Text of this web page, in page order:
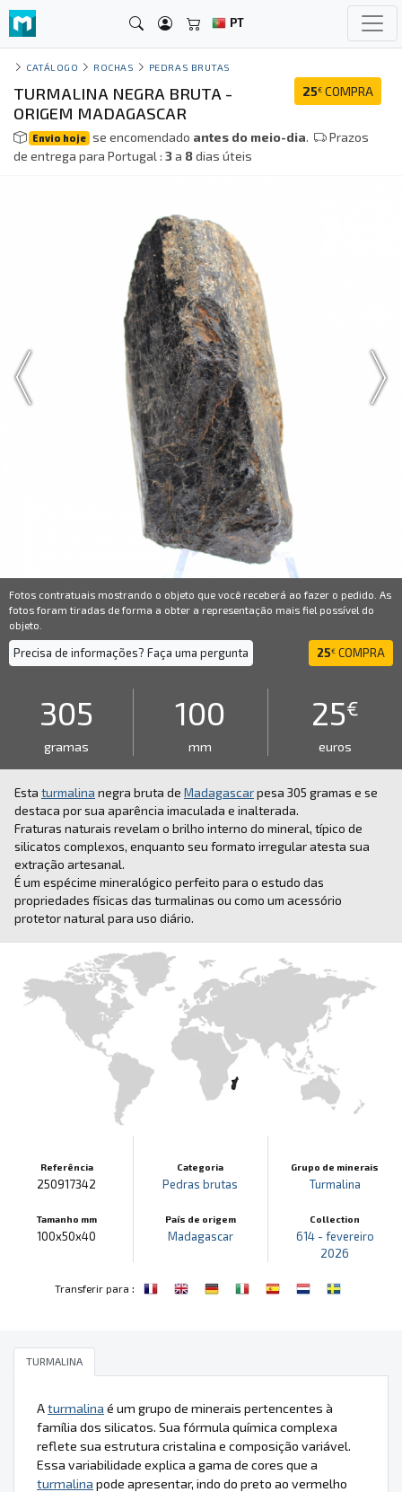
PT
CATÁLOGO ROCHAS PEDRAS BRUTAS
25€ COMPRA
TURMALINA NEGRA BRUTA -
ORIGEM MADAGASCAR
Envio hoje se encomendado antes do meio-dia.
Prazos
de entrega para Portugal : 3a 8dias úteis
Fotos contratuais mostrando o objeto que você receberá ao fazer o pedido. As
fotos foram tiradas de forma a obter a representação mais fiel possível do
objeto.
Precisa de informações? Faça uma pergunta 25€ COMPRA
305
gramas
100
mm
25€
euros
Esta turmalina negra bruta de Madagascarpesa 305 gramas e se
destaca por sua aparência imaculada e inalterada.
Fraturas naturais revelam o brilho interno do mineral, típico de
silicatos complexos, enquanto seu formato irregular atesta sua
extração artesanal.
É um espécime mineralógico perfeito para o estudo das
propriedades físicas das turmalinas ou como um acessório
protetor natural para uso diário.
Referência
250917342
Tamanho mm
100x50x40
Categoria
Pedras brutas
País de origem
Madagascar
Grupo de minerais
Turmalina
Collection
614 - fevereiro
2026
Transferir para :
TURMALINA
Aturmalina é um grupo de minerais pertencentes à
família dos silicatos. Sua fórmula química complexa
reflete sua estrutura cristalina e composição variável.
Essa variabilidade explica a gama de cores que a
turmalina pode apresentar, indo do preto ao vermelho